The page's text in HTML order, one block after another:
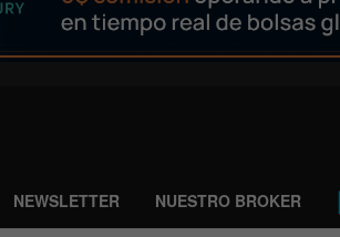
NEWSLETTER NUESTRO BROKER